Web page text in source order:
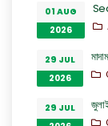
01 AUG
2026
29 JUL
2026
29 JUL